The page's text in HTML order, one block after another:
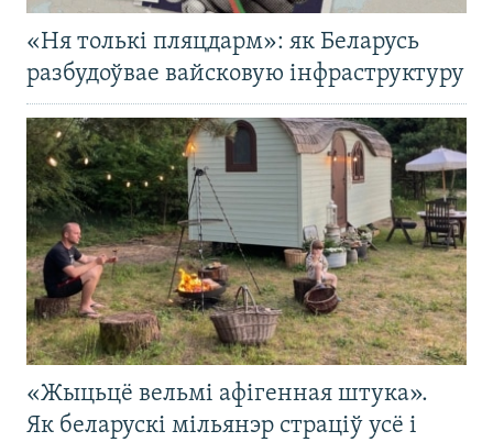
«Ня толькі пляцдарм»: як Беларусь
разбудоўвае вайсковую інфраструктуру
«Жыцьцё вельмі афігенная штука».
Як беларускі мільянэр страціў усё і